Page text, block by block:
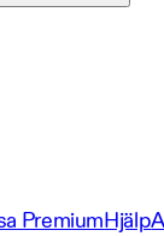
PremiumHjälp